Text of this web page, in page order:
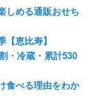
しめる通販おせち
【恵比寿】
・冷蔵・累計530
食べる理由をわか